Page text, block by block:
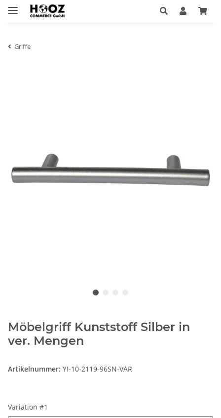
Griffe
Möbelgriff Kunststoff Silber in
ver. Mengen
Artikelnummer: YI-10-2119-96SN-VAR
Variation #1